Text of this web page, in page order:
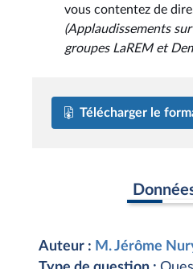
vous contentez de
(Applaudissements
groupes LaREM et
Télécharger le
Auteur : M. Jérôme